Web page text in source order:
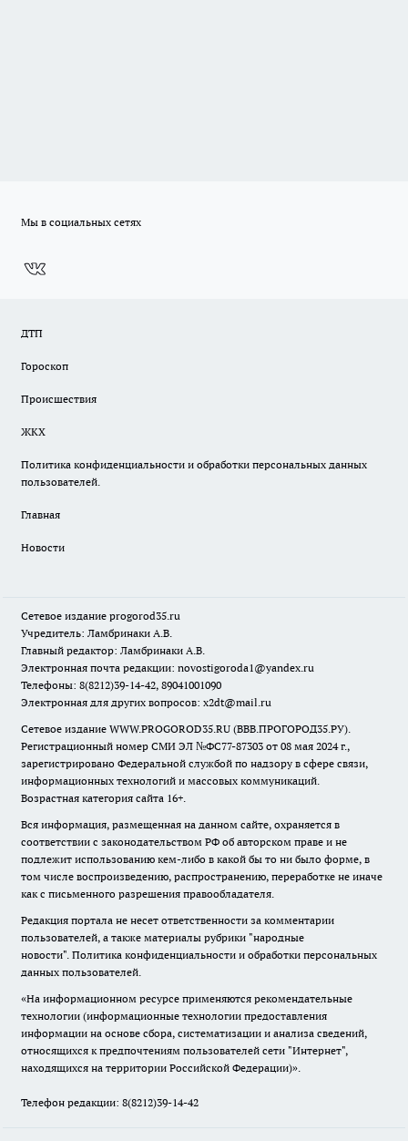
Мы в социальных сетях
ДТП
Гороскоп
Происшествия
ЖКХ
Политика конфиденциальности и обработки персональных данных
пользователей.
Главная
Новости
Сетевое издание progorod35.ru
Учредитель: Ламбринаки А.В.
Главный редактор: Ламбринаки А.В.
Электронная почта редакции: novostigoroda1@yandex.ru
Телефоны: 8(8212)39-14-42, 89041001090
Электронная для других вопросов: x2dt@mail.ru
Сетевое издание WWW.PROGOROD35.RU (ВВВ.ПРОГОРОД35.РУ).
Регистрационный номер СМИ ЭЛ №ФС77-87303 от 08 мая 2024 г.,
зарегистрировано Федеральной службой по надзору в сфере связи,
информационных технологий и массовых коммуникаций.
Возрастная категория сайта 16+.
Вся информация, размещенная на данном сайте, охраняется в
соответствии с законодательством РФ об авторском праве и не
подлежит использованию кем-либо в какой бы то ни было форме, в
том числе воспроизведению, распространению, переработке не иначе
как с письменного разрешения правообладателя.
Редакция портала не несет ответственности за комментарии
пользователей, а также материалы рубрики "народные
новости". Политика конфиденциальности и обработки персональных
данных пользователей.
«На информационном ресурсе применяются рекомендательные
технологии (информационные технологии предоставления
информации на основе сбора, систематизации и анализа сведений,
относящихся к предпочтениям пользователей сети "Интернет",
находящихся на территории Российской Федерации)».
Телефон редакции: 8(8212)39-14-42